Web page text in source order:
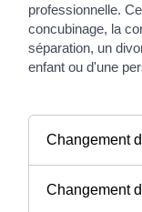
professionnelle.
concubinage, la
séparation, un
enfant ou d'une
Changement
Changement